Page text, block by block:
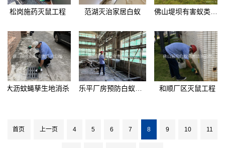
松岗施药灭鼠工程 范湖灭治家居白蚁 佛山堤坝有害蚁类防控
大沥蚊蝇孳生地消杀 和顺厂区灭鼠工程
首页 上一页 4 5 6 7 8 9 10 11